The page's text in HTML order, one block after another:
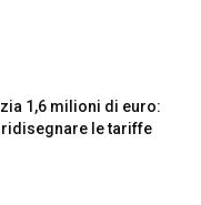
1,6 milioni di euro:
ridisegnare le tariffe